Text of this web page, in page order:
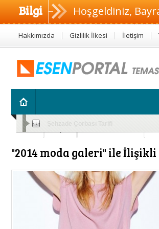
Bilgi Hoşgeldiniz,
Hakkımızda Gizlilik İlkesi İletişim
Sağlık
"2014 moda galeri" ile